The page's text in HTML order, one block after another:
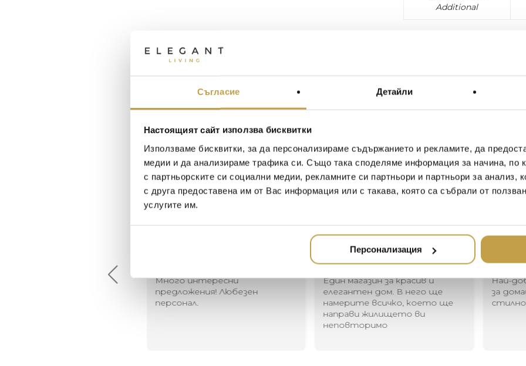
Съгласие Детайли
Настоящият сайт използва бисквитки
Използваме бисквитки, за да персонализираме съдържанието и рекламите, да
медии и да анализираме трафика си. Също така споделяме информация за начина, по
с партньорските си социални медии, рекламните си партньори и партньори за анализ,
с друга предоставена им от Вас информация или с такава, която са събрали от
услугите им.
Персонализация
Additional
* Комплект от 24 бр. в
Колекцията Moon на
форма, мекота и
емоционална сила.
лунните лъчи
Moon is characterized by
lightness that
round-shaped spoon
poetic and symbolic
Много интересни
предложения! Любезен
персонал.
Иван Иванов
2020-05-20
Един магазин за красив и
елегантен дом. В него ще
намерите всичко, което ще
направи жилището ви
неповторимо
Най-
за
стилно